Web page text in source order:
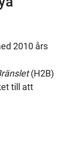
2010 års
(H2B)
till att